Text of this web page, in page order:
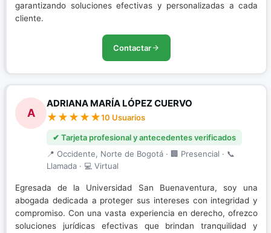
garantizando soluciones efectivas y personalizadas a cada
cliente.
Contactar
A
ADRIANA MARÍA LÓPEZ CUERVO
10 Usuarios
✔ Tarjeta profesional y antecedentes verificados
📍 Occidente, Norte de Bogotá · 🏢 Presencial · 📞
Llamada · 💻 Virtual
Egresada de la Universidad San Buenaventura, soy una
abogada dedicada a proteger sus intereses con integridad y
compromiso. Con una vasta experiencia en derecho, ofrezco
soluciones jurídicas efectivas que brindan tranquilidad y